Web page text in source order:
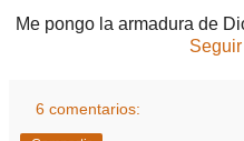
Me pongo la armadura de
6 comentarios: